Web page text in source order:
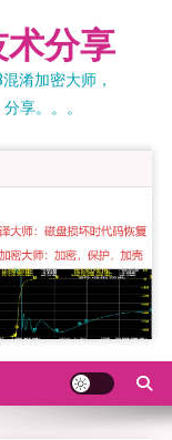
分享
淆加密大师，
享。。。